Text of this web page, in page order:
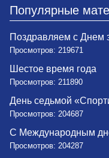
Популярные
Поздравляем с Днем
Просмотров: 219671
Шестое время года
Просмотров: 211890
День седьмой
Просмотров: 204687
С Международным
Просмотров: 204287